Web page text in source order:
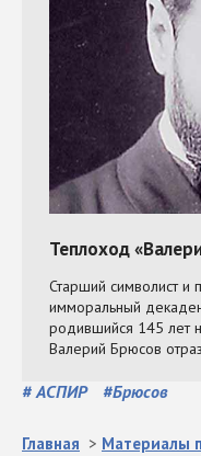
#АСПИР #Брюсов
Главная > Материалы